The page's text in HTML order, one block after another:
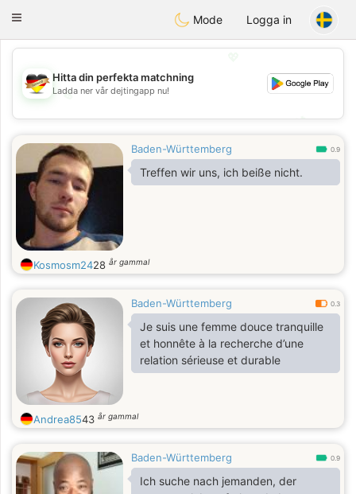
Deutsch Dating
Toggle
Mode Logga in
💖
💕
Hitta din perfekta matchning
Ladda ner vår dejtingapp nu!
Baden-Württemberg 0.9
Treffen wir uns, ich beiße nicht.
Kosmosm2428 år gammal
Baden-Württemberg 0.3
Je suis une femme douce tranquille
et honnête à la recherche d’une
relation sérieuse et durable
Andrea8543 år gammal
Baden-Württemberg 0.9
Ich suche nach jemanden, der